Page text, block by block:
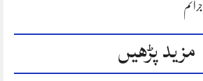
جرائم
مزید پڑھیں